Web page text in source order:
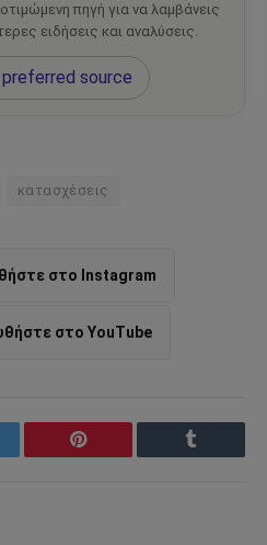
πηγή για να λαμβάνεις
ειδήσεις και αναλύσεις.
preferred source
κατασχέσεις
στο Instagram
στο YouTube
Pinterest Tumblr